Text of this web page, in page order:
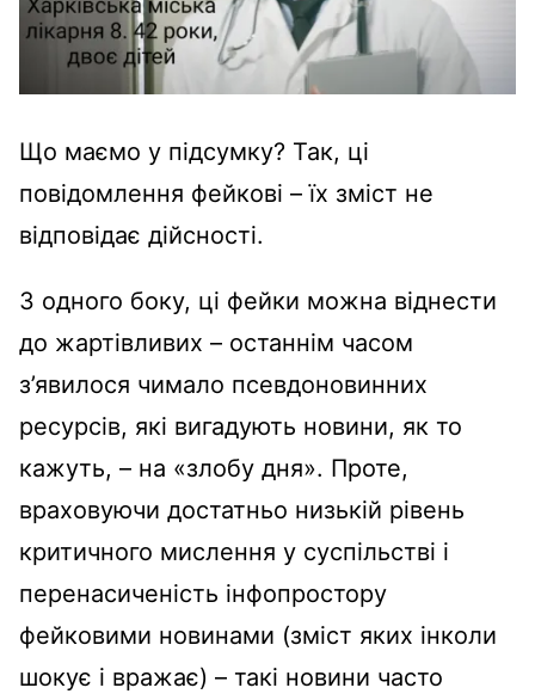
Що маємо у підсумку? Так, ці
повідомлення фейкові – їх зміст не
відповідає дійсності.
З одного боку, ці фейки можна віднести
до жартівливих – останнім часом
з’явилося чимало псевдоновинних
ресурсів, які вигадують новини, як то
кажуть, – на «злобу дня». Проте,
враховуючи достатньо низькій рівень
критичного мислення у суспільстві і
перенасиченість інфопростору
фейковими новинами (зміст яких інколи
шокує і вражає) – такі новини часто